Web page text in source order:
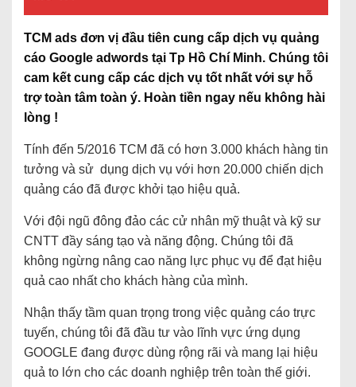
TCM ads đơn vị đầu tiên cung cấp dịch vụ quảng
cáo Google adwords tại Tp Hồ Chí Minh. Chúng tôi
cam kết cung cấp các dịch vụ tốt nhất với sự hỗ
trợ toàn tâm toàn ý. Hoàn tiền ngay nếu không hài
lòng !
Tính đến 5/2016 TCM đã có hơn 3.000 khách hàng tin
tưởng và sử dụng dịch vụ với hơn 20.000 chiến dịch
quảng cáo đã được khởi tạo hiệu quả.
Với đội ngũ đông đảo các cử nhân mỹ thuật và kỹ sư
CNTT đầy sáng tạo và năng động. Chúng tôi đã
không ngừng nâng cao năng lực phục vụ để đạt hiệu
quả cao nhất cho khách hàng của mình.
Nhận thấy tầm quan trọng trong việc quảng cáo trực
tuyến, chúng tôi đã đầu tư vào lĩnh vực ứng dụng
GOOGLE đang được dùng rộng rãi và mang lại hiệu
quả to lớn cho các doanh nghiệp trên toàn thế giới.